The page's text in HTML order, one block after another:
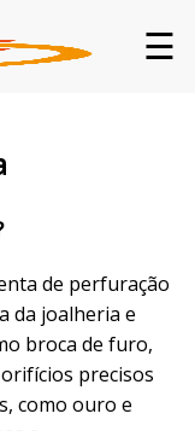
☰
de perfuração
da joalheria e
broca de furo,
precisos
como ouro e